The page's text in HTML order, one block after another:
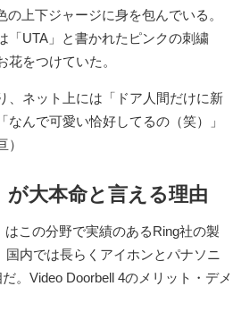
上下ジャージに身を包んでいる。
「UTA」と書かれたピンクの刺繍
をつけていた。
、ネット上には「ドア人間だけに新
んで可愛い恰好してるの（笑）」
大本命と言える理由
はこの分野で実績のあるRing社の製
内では長らくアイホンとパナソニ
。Video Doorbell 4のメリット・デメ